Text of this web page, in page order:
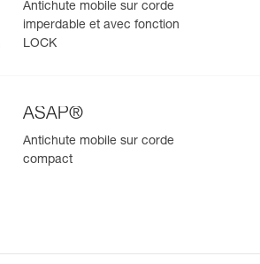
Antichute mobile sur corde
imperdable et avec fonction
LOCK
ASAP®
Antichute mobile sur corde
compact